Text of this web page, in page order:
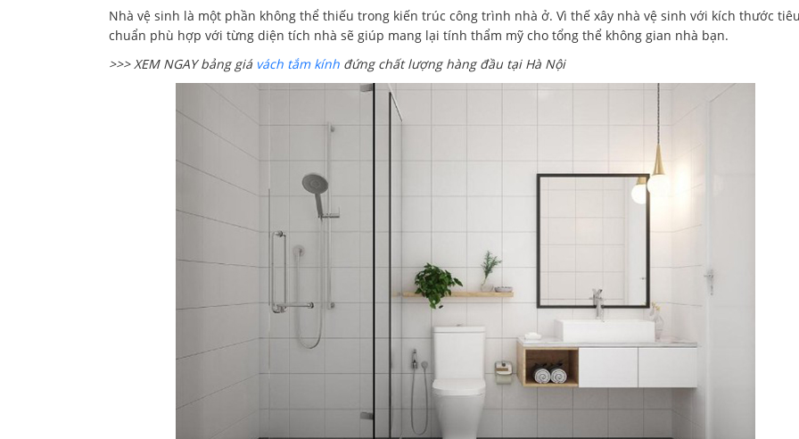
Nhà vệ sinh là một phần không thể thiếu trong kiến trúc công trình nhà ở. Vì thế xây nhà vệ sinh với kích thước
chuẩn phù hợp với từng diện tích nhà sẽ giúp mang lại tính thẩm mỹ cho tổng thể không gian nhà bạn.
>>> XEM NGAY bảng giá vách tắm kính đứng chất lượng hàng đầu tại Hà Nội